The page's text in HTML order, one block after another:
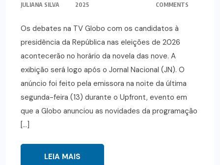
JULIANA SILVA
2025
COMMENTS
Os debates na TV Globo com os candidatos à
presidência da República nas eleições de 2026
acontecerão no horário da novela das nove. A
exibição será logo após o Jornal Nacional (JN). O
anúncio foi feito pela emissora na noite da última
segunda-feira (13) durante o Upfront, evento em
que a Globo anunciou as novidades da programação
[…]
LEIA MAIS